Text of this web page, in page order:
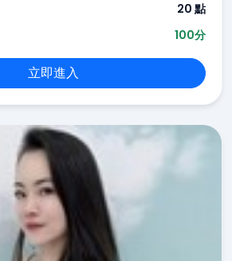
20 點
100分
立即進入